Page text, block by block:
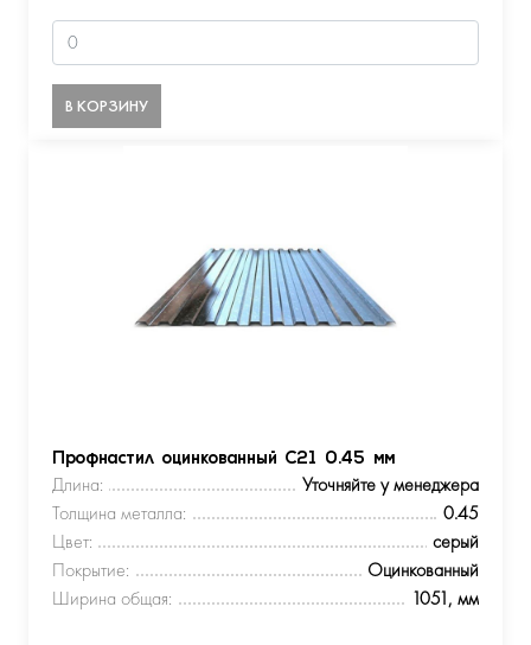
В КОРЗИНУ
Профнастил оцинкованный С21 0.45 мм
Длина:
Уточняйте у менеджера
Толщина металла:
0.45
Цвет:
серый
Покрытие:
Оцинкованный
Ширина общая:
1051, мм